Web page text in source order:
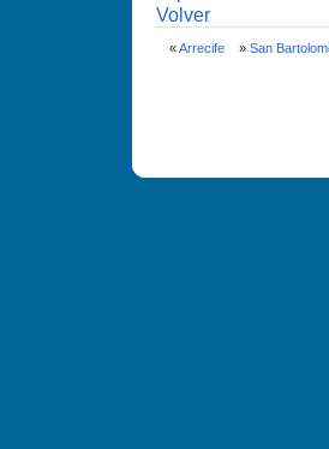
Volver
«Arrecife» San